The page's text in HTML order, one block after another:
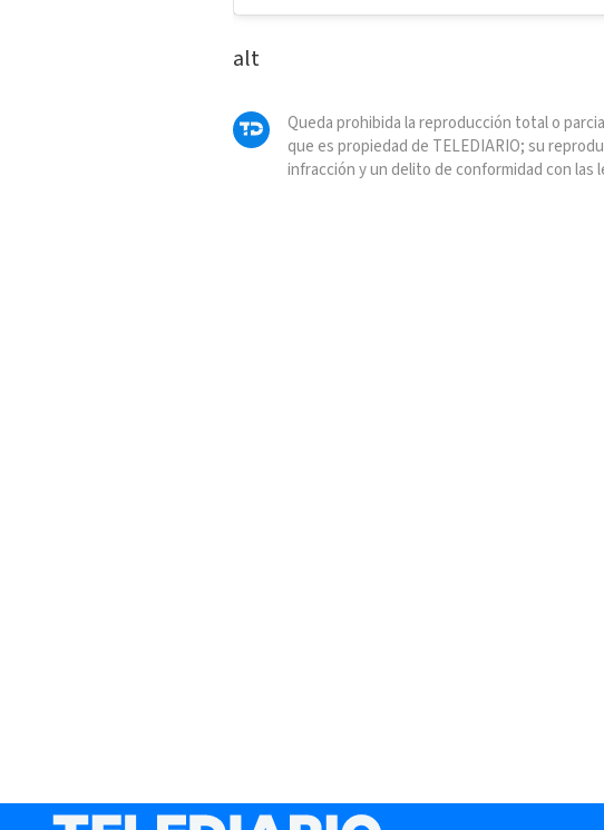
alt
Queda prohibida la reproducción total o
que es propiedad de TELEDIARIO; su
infracción y un delito de conformidad con las